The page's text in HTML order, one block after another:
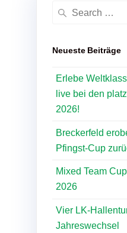
Search
Neueste Beiträge
Erlebe
live bei den
2026!
Breckerfeld
Pfingst-Cup
Mixed Team
2026
Vier LK-
Jahreswechsel